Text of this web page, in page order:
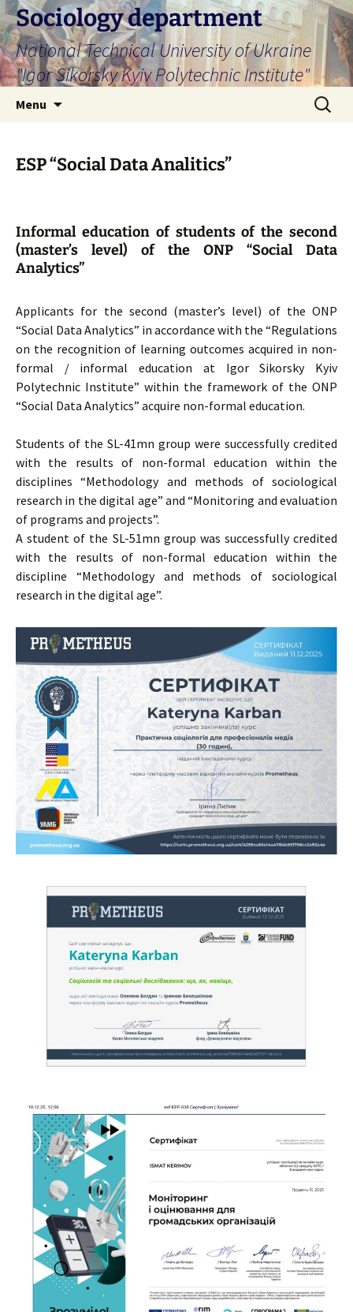
Skip
to
content
Sociology department
National Technical University of Ukraine
"Igor Sikorsky Kyiv Polytechnic Institute"
Menu
Search
for:
ESP “Social Data Analitics”
Informal education of students of the second
(master’s level) of the ONP “Social Data
Analytics”
Applicants for the second (master’s level) of the ONP
“Social Data Analytics” in accordance with the “Regulations
on the recognition of learning outcomes acquired in non-
formal / informal education at Igor Sikorsky Kyiv
Polytechnic Institute” within the framework of the ONP
“Social Data Analytics” acquire non-formal education.
Students of the SL-41mn group were successfully credited
with the results of non-formal education within the
disciplines “Methodology and methods of sociological
research in the digital age” and “Monitoring and evaluation
of programs and projects”.
A student of the SL-51mn group was successfully credited
with the results of non-formal education within the
discipline “Methodology and methods of sociological
research in the digital age”.